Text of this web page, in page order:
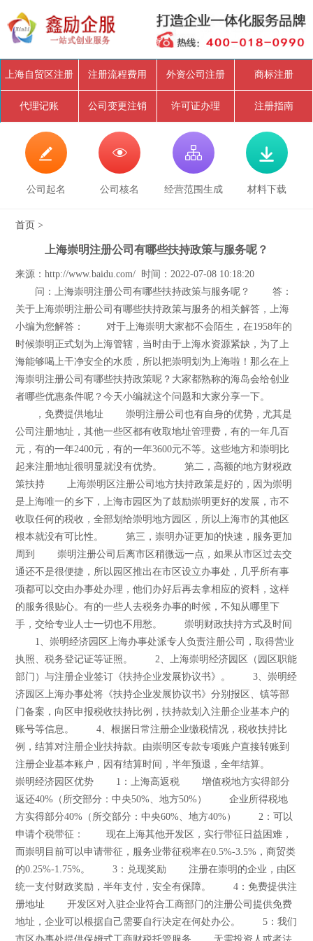
上海自贸区注册 注册流程费用 外资公司注册 商标注册
代理记账 公司变更注销 许可证办理 注册指南

公司起名

公司核名

经营范围生成

材料下载
首页 >
上海崇明注册公司有哪些扶持政策与服务呢？
来源：http://www.baidu.com/ 时间：2022-07-08 10:18:20
问：上海崇明注册公司有哪些扶持政策与服务呢？ 答：
关于上海崇明注册公司有哪些扶持政策与服务的相关解答，上海
小编为您解答： 对于上海崇明大家都不会陌生，在1958年的
时候崇明正式划为上海管辖，当时由于上海水资源紧缺，为了上
海能够喝上干净安全的水质，所以把崇明划为上海啦！那么在上
海崇明注册公司有哪些扶持政策呢？大家都熟称的海岛会给创业
者哪些优惠条件呢？今天小编就这个问题和大家分享一下。
，免费提供地址 崇明注册公司也有自身的优势，尤其是
公司注册地址，其他一些区都有收取地址管理费，有的一年几百
元，有的一年2400元，有的一年3600元不等。这些地方和崇明比
起来注册地址很明显就没有优势。 第二，高额的地方财税政
策扶持 上海崇明区注册公司地方扶持政策是好的，因为崇明
是上海唯一的乡下，上海市园区为了鼓励崇明更好的发展，市不
收取任何的税收，全部划给崇明地方园区，所以上海市的其他区
根本就没有可比性。 第三，崇明办证更加的快速，服务更加
周到 崇明注册公司后离市区稍微远一点，如果从市区过去交
通还不是很便捷，所以园区推出在市区设立办事处，几乎所有事
项都可以交由办事处办理，他们办好后再去拿相应的资料，这样
的服务很贴心。有的一些人去税务办事的时候，不知从哪里下
手，交给专业人士一切也不用愁。 崇明财政扶持方式及时间
1、崇明经济园区上海办事处派专人负责注册公司，取得营业
执照、税务登记证等证照。 2、上海崇明经济园区（园区职能
部门）与注册企业签订《扶持企业发展协议书》。 3、崇明经
济园区上海办事处将《扶持企业发展协议书》分别报区、镇等部
门备案，向区申报税收扶持比例，扶持款划入注册企业基本户的
账号等信息。 4、根据日常注册企业缴税情况，税收扶持比
例，结算对注册企业扶持款。由崇明区专款专项账户直接转账到
注册企业基本账户，因有结算时间，半年预退，全年结算。
崇明经济园区优势 1：上海高返税 增值税地方实得部分
返还40%（所交部分：中央50%、地方50%） 企业所得税地
方实得部分40%（所交部分：中央60%、地方40%） 2：可以
申请个税带征： 现在上海其他开发区，实行带征日益困难，
而崇明目前可以申请带征，服务业带征税率在0.5%-3.5%，商贸类
的0.25%-1.75%。 3：兑现奖励 注册在崇明的企业，由区
统一支付财政奖励，半年支付，安全有保障。 4：免费提供注
册地址 开发区对入驻企业符合工商部门的注册公司提供免费
地址，企业可以根据自己需要自行决定在何处办公。 5：我们